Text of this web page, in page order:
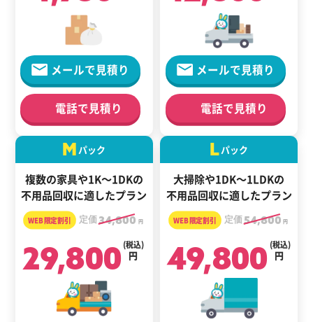
メールで見積り
電話で見積り
メールで見積り
電話で見積り
M パック
複数の家具や1K～1DKの
不用品回収に適したプラン
定価34,800 円
29,800 円
(税込)
Lパック
大掃除や1DK～1LDKの
不用品回収に適したプラン
定価54,800 円
49,800 円
(税込)